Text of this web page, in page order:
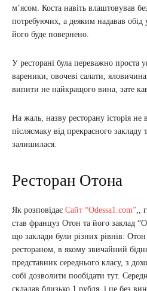
м’ясом. Коста навіть влаштовував
потребуючих, а деяким надавав
його буде повернено.
У ресторані була переважно проста
вареники, овочеві салати,
випити не найкращого вина, зате
На жаль, назву ресторану історія не
післясмаку від прекрасного закладу
залишилася.
Ресторан Отона
Як розповідає Сайт “Оdessa1.com” ,,
став француз Отон та його заклад
що заклади були різних рівнів:
рестораном, в якому звичайний
представник середнього класу, з
собі дозволити пообідати тут.
складав близько 1 рубля, і це без